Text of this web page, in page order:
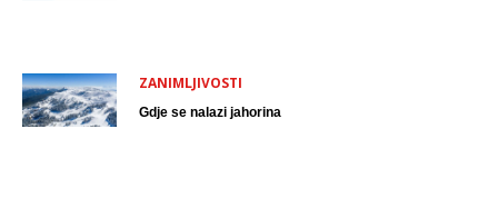
ZANIMLJIVOSTI
Gdje se nalazi jahorina